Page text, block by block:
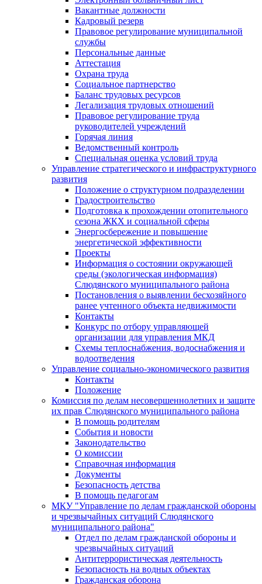
Вакантные должности
Кадровый резерв
Правовое регулирование муниципальной
службы
Персональные данные
Аттестация
Охрана труда
Социальное партнерство
Баланс трудовых ресурсов
Легализация трудовых отношений
Правовое регулирование труда
руководителей учреждений
Горячая линия
Ведомственный контроль
Специальная оценка условий труда
Управление стратегического и инфраструктурного
развития
Положение о структурном подразделении
Градостроительство
Подготовка к прохождении отопительного
сезона ЖКХ и социальной сферы
Энергосбережение и повышение
энергетической эффективности
Проекты
Информация о состоянии окружающей
среды (экологическая информация)
Слюдянского муниципального района
Постановления о выявлении бесхозяйного
ранее учтенного объекта недвижимости
Контакты
Конкурс по отбору управляющей
организации для управления МКД
Схемы теплоснабжения, водоснабжения и
водоотведения
Управление социально-экономического развития
Контакты
Положение
Комиссия по делам несовершеннолетних и защите
их прав Слюдянского муниципального района
В помощь родителям
События и новости
Законодательство
О комиссии
Справочная информация
Документы
Безопасность детства
В помощь педагогам
МКУ "Управление по делам гражданской обороны
и чрезвычайных ситуаций Слюдянского
муниципального района"
Отдел по делам гражданской обороны и
чрезвычайных ситуаций
Антитеррористическая деятельность
Безопасность на водных объектах
Гражданская оборона